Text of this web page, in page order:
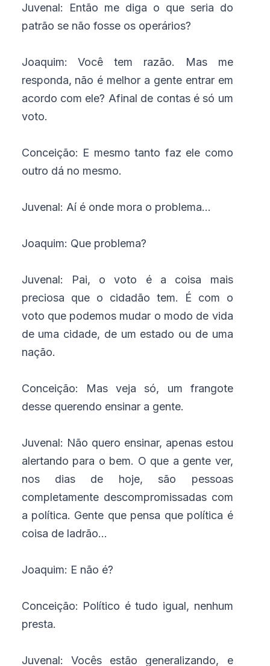
Juvenal: Então me diga o que seria do
patrão se não fosse os operários?
Joaquim: Você tem razão. Mas me
responda, não é melhor a gente entrar em
acordo com ele? Afinal de contas é só um
voto.
Conceição: E mesmo tanto faz ele como
outro dá no mesmo.
Juvenal: Aí é onde mora o problema...
Joaquim: Que problema?
Juvenal: Pai, o voto é a coisa mais
preciosa que o cidadão tem. É com o
voto que podemos mudar o modo de vida
de uma cidade, de um estado ou de uma
nação.
Conceição: Mas veja só, um frangote
desse querendo ensinar a gente.
Juvenal: Não quero ensinar, apenas estou
alertando para o bem. O que a gente ver,
nos dias de hoje, são pessoas
completamente descompromissadas com
a política. Gente que pensa que política é
coisa de ladrão...
Joaquim: E não é?
Conceição: Político é tudo igual, nenhum
presta.
Juvenal: Vocês estão generalizando, e